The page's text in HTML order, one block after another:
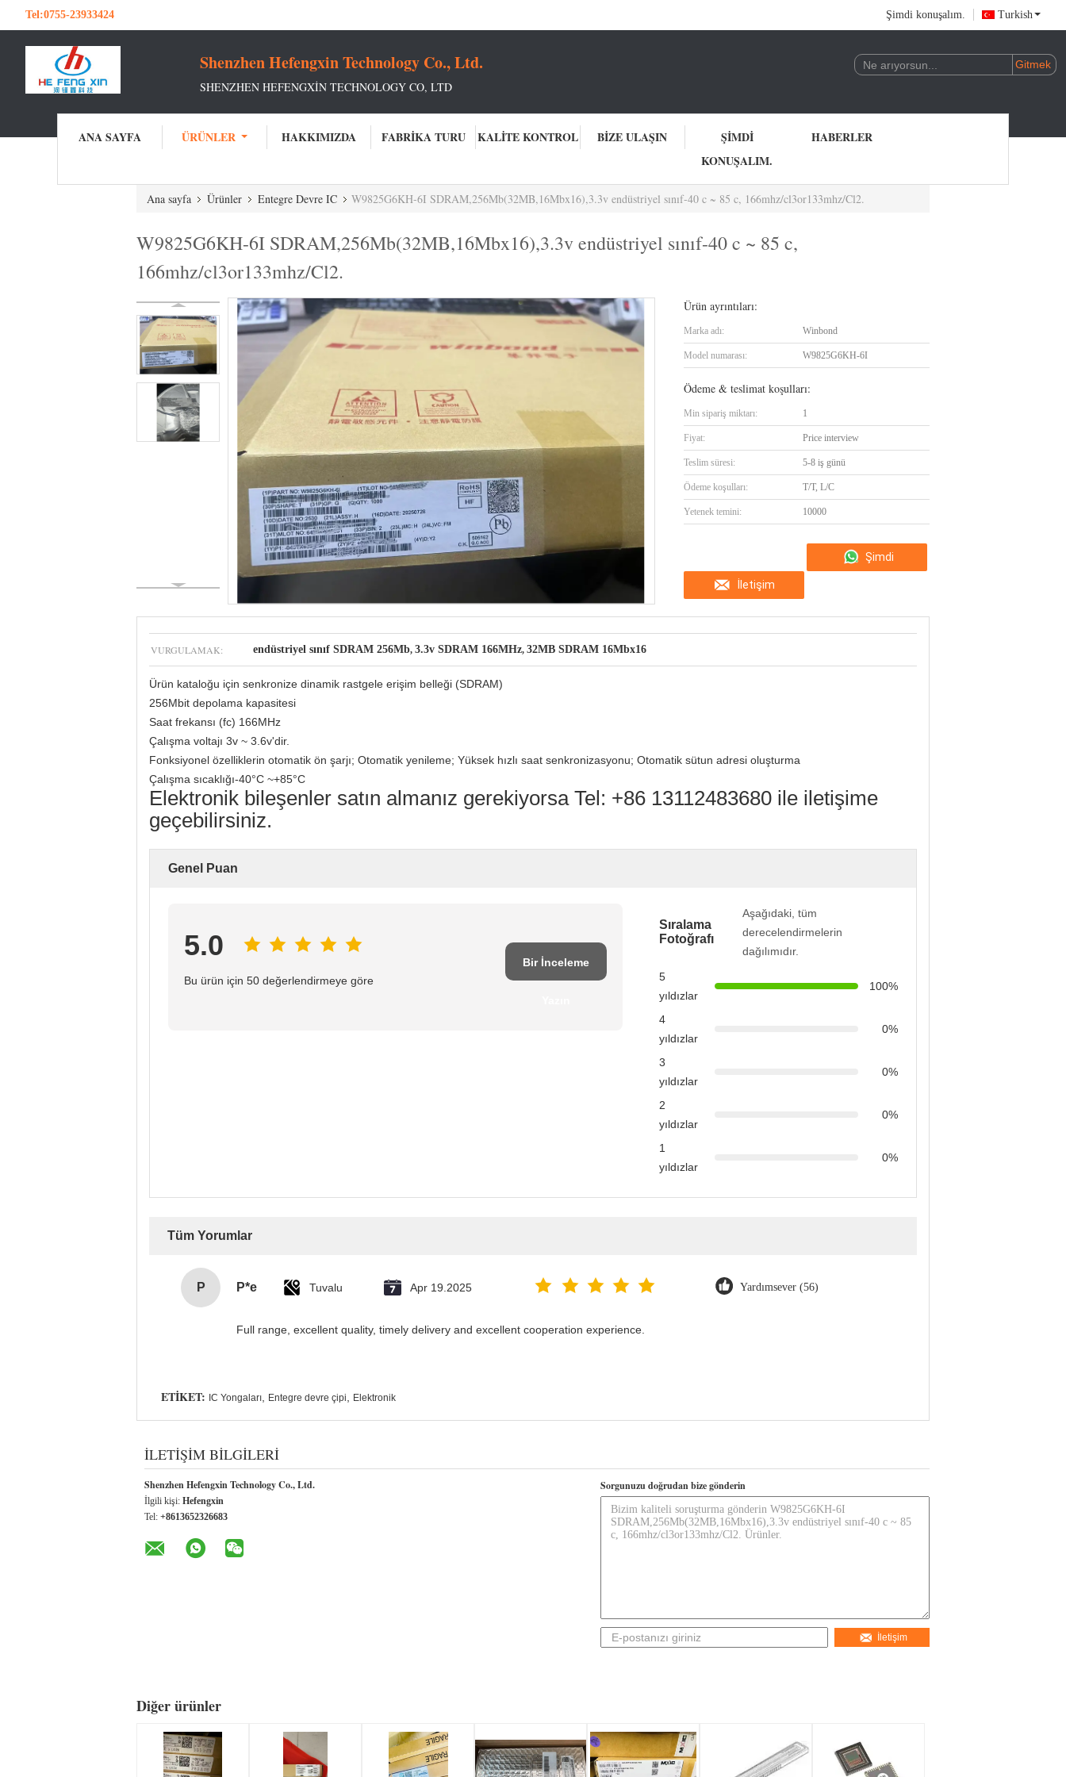
Tel:0755-23933424 Şimdi konuşalım. Turkish
Shenzhen Hefengxin Technology Co., Ltd.
SHENZHEN HEFENGXIN TECHNOLOGY CO, LTD
ANA SAYFA ÜRÜNLER HAKKIMIZDA FABRIKA TURU KALITE KONTROL BIZE ULAŞIN
ŞIMDI
KONUŞALIM.
HABERLER
Ana sayfa Ürünler Entegre Devre IC W9825G6KH-6I SDRAM,256Mb(32MB,16Mbx16),3.3v endüstriyel sınıf-40 c ~ 85 c, 166mhz/cl3or133mhz/Cl2.
W9825G6KH-6I SDRAM,256Mb(32MB,16Mbx16),3.3v endüstriyel sınıf-40 c ~ 85 c,
166mhz/cl3or133mhz/Cl2.
Ürün ayrıntıları:
Marka adı: Winbond
Model numarası: W9825G6KH-6I
Ödeme & teslimat koşulları:
Min sipariş miktarı: 1
Fiyat: Price interview
Teslim süresi: 5-8 iş günü
Ödeme koşulları: T/T, L/C
Yetenek temini: 10000
İletişim
Şimdi
VURGULAMAK: endüstriyel sınıf SDRAM 256Mb, 3.3v SDRAM 166MHz, 32MB SDRAM 16Mbx16
Ürün kataloğu için senkronize dinamik rastgele erişim belleği (SDRAM)
256Mbit depolama kapasitesi
Saat frekansı (fc) 166MHz
Çalışma voltajı 3v ~ 3.6v'dir.
Fonksiyonel özelliklerin otomatik ön şarjı; Otomatik yenileme; Yüksek hızlı saat senkronizasyonu; Otomatik sütun adresi oluşturma
Çalışma sıcaklığı-40°C ~+85°C
Elektronik bileşenler satın almanız gerekiyorsa Tel: +86 13112483680 ile iletişime
geçebilirsiniz.
Genel Puan
5.0
Bu ürün için 50 değerlendirmeye göre
Bir İnceleme
Sıralama
Fotoğrafı
Aşağıdaki, tüm
derecelendirmelerin
dağılımıdır.
5
yıldızlar
100%
4
yıldızlar
0%
3
yıldızlar
0%
2
yıldızlar
0%
1
yıldızlar
0%
Tüm Yorumlar
P P*e Tuvalu Apr 19.2025 Yardımsever (56)
Full range, excellent quality, timely delivery and excellent cooperation experience.
ETIKET: IC Yongaları Entegre devre çipi Elektronik
İLETIŞIM BILGILERI
Shenzhen Hefengxin Technology Co., Ltd.
İlgili kişi: Hefengxin
Tel: +8613652326683
Sorgunuzu doğrudan bize gönderin
İletişim
Diğer ürünler